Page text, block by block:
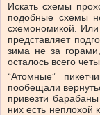
Искать схемы
подобные схемы
схемономикой.
представляет
зима не за
осталось всего
“Атомные”
пообещали
привезти
них есть неплохой